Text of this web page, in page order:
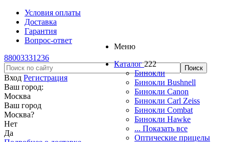
Условия оплаты
Доставка
Гарантия
Вопрос-ответ
88003331236
Вход Регистрация
Ваш город:
Москва
Ваш город
Москва?
Нет
Да
Меню
Каталог 222
Бинокли
Бинокли Bushnell
Бинокли Canon
Бинокли Carl Zeiss
Бинокли Combat
Бинокли Hawke
... Показать все
Оптические прицелы